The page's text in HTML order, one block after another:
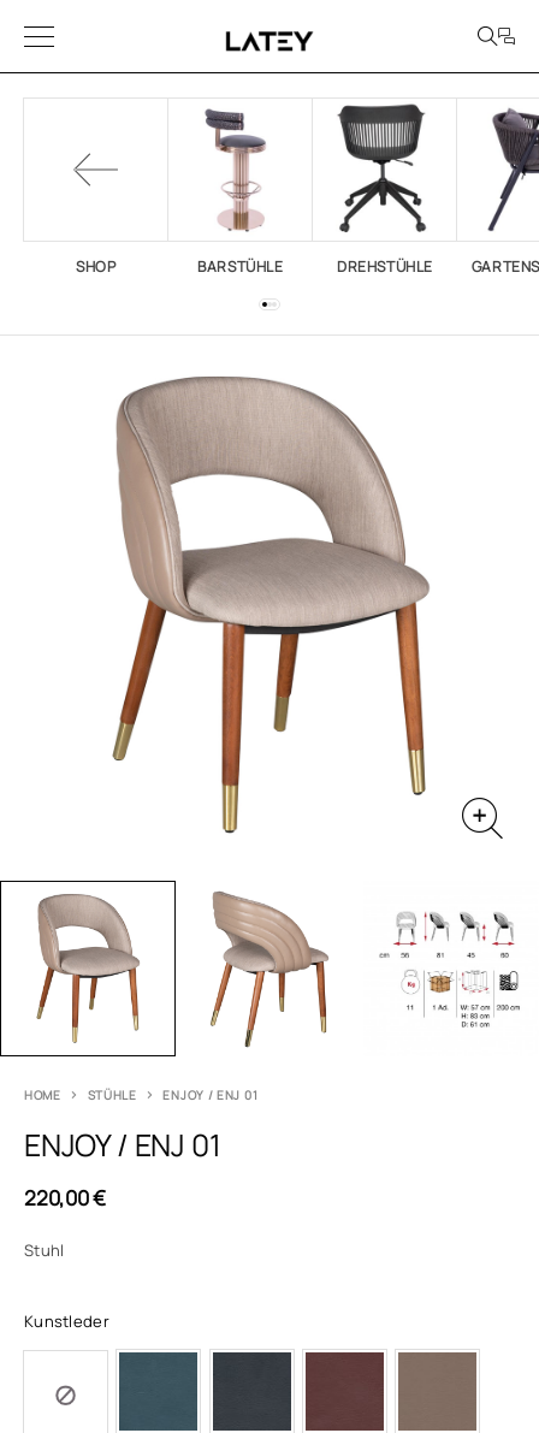
SHOP BARSTÜHLE DREHSTÜHLE
HOME STÜHLE ENJOY / ENJ 01
ENJOY / ENJ 01
220,00€
Stuhl
Kunstleder